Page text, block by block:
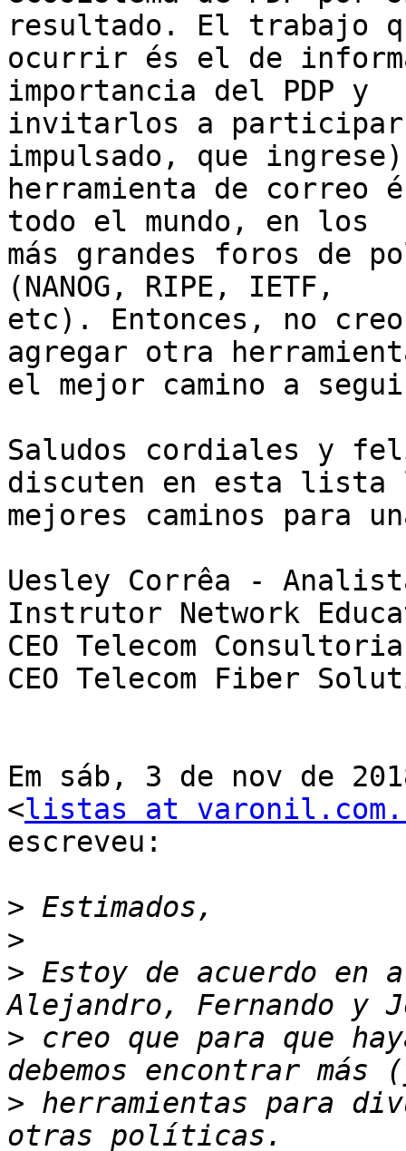
resultado. El trabajo
ocurrir és el de
importancia del PDP y
invitarlos a
impulsado, que
herramienta de correo
todo el mundo, en los
más grandes foros de
(NANOG, RIPE, IETF,
etc). Entonces, no
agregar otra
el mejor camino a
Saludos cordiales y
discuten en esta lista
mejores caminos para
Uesley Corrêa -
Instrutor Network
CEO Telecom
CEO Telecom Fiber
Em sáb, 3 de nov de
<listas at
escreveu:
>
>
> Estoy de acuerdo en
> creo que para que
> herramientas para